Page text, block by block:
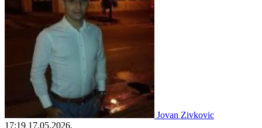
Jovan Zivkovic
17:19 17.05.2026.